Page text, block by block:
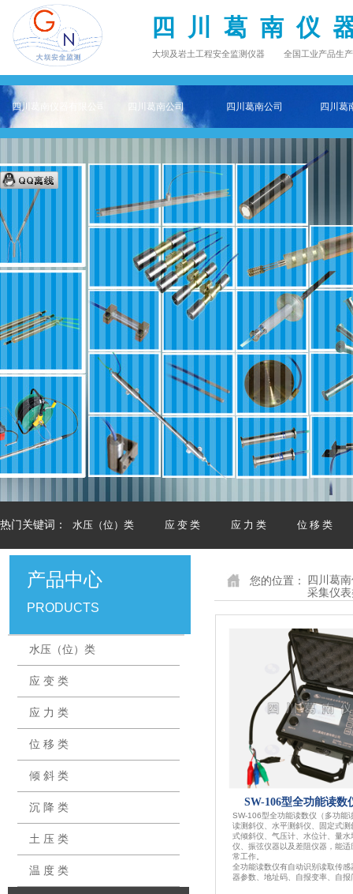
四 川 葛 南 仪
大坝及岩土工程安全监测仪器 全国工业产品生产
四川葛南仪器有限公司——专注大坝及岩土工程安全监测仪器主页
四川葛南公司 四川葛南公司 四川葛
热门关键词： 水压（位）类 应 变 类 应 力 类 位 移 类
产品中心
PRODUCTS
您的位置：
四川葛
采集仪
SW-106型全功能读数
SW-106型全功能读数仪（多功能
读测斜仪、水平测斜仪、固定式
式倾斜仪、气压计、水位计、量水
仪、振弦仪器以及差阻仪器，能
常工作。
全功能读数仪有自动识别读取传感
器参数、地址码、自报变率、自
水压（位）类
应 变 类
应 力 类
位 移 类
倾 斜 类
沉 降 类
土 压 类
温 度 类